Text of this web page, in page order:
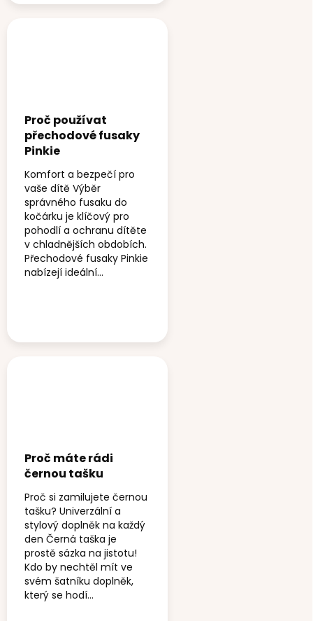
Proč používat
přechodové fusaky
Pinkie
Komfort a bezpečí pro
vaše dítě Výběr
správného fusaku do
kočárku je klíčový pro
pohodlí a ochranu dítěte
v chladnějších obdobích.
Přechodové fusaky Pinkie
nabízejí ideální...
Proč máte rádi
černou tašku
Proč si zamilujete černou
tašku? Univerzální a
stylový doplněk na každý
den Černá taška je
prostě sázka na jistotu!
Kdo by nechtěl mít ve
svém šatníku doplněk,
který se hodí...